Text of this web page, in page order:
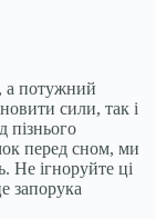
а потужний
сили, так і
пізнього
перед сном, ми
Не ігноруйте ці
запорука